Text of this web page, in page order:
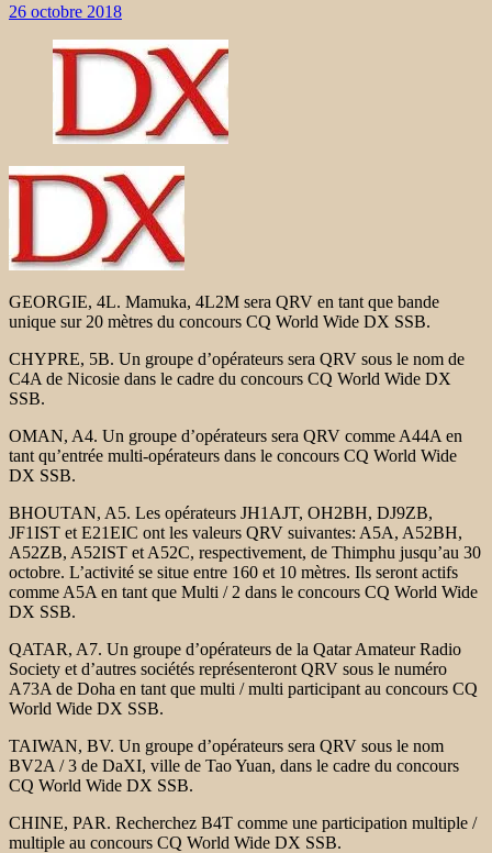
26 octobre 2018
GEORGIE, 4L. Mamuka, 4L2M sera QRV en tant que bande
unique sur 20 mètres du concours CQ World Wide DX SSB.
CHYPRE, 5B. Un groupe d’opérateurs sera QRV sous le nom de
C4A de Nicosie dans le cadre du concours CQ World Wide DX
SSB.
OMAN, A4. Un groupe d’opérateurs sera QRV comme A44A en
tant qu’entrée multi-opérateurs dans le concours CQ World Wide
DX SSB.
BHOUTAN, A5. Les opérateurs JH1AJT, OH2BH, DJ9ZB,
JF1IST et E21EIC ont les valeurs QRV suivantes: A5A, A52BH,
A52ZB, A52IST et A52C, respectivement, de Thimphu jusqu’au 30
octobre. L’activité se situe entre 160 et 10 mètres. Ils seront actifs
comme A5A en tant que Multi / 2 dans le concours CQ World Wide
DX SSB.
QATAR, A7. Un groupe d’opérateurs de la Qatar Amateur Radio
Society et d’autres sociétés représenteront QRV sous le numéro
A73A de Doha en tant que multi / multi participant au concours CQ
World Wide DX SSB.
TAIWAN, BV. Un groupe d’opérateurs sera QRV sous le nom
BV2A / 3 de DaXI, ville de Tao Yuan, dans le cadre du concours
CQ World Wide DX SSB.
CHINE, PAR. Recherchez B4T comme une participation multiple /
multiple au concours CQ World Wide DX SSB.